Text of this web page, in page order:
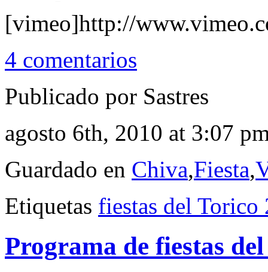
[vimeo]http://
4 comentarios
Publicado por Sastres
agosto 6th, 2010 at 3:07
Guardado en Chiva,Fiesta,
Etiquetas fiestas del Torico
Programa de fiestas